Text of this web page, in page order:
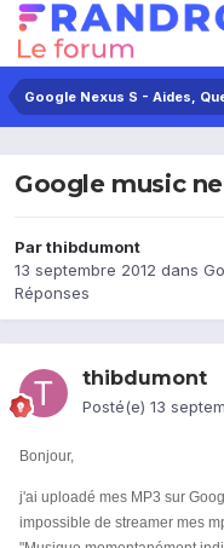
Google Nexus S - Aides,
Google music
Parthibdumont
13 septembre 2012 dans
Réponses
thibdumont
Posté(e) 13
Bonjour,
j'ai uploadé mes MP3 sur
impossible de streamer mes